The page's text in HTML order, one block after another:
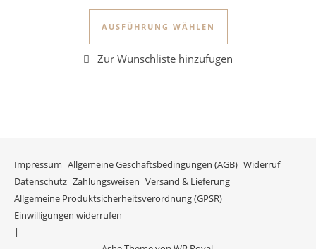
AUSFÜHRUNG WÄHLEN
Dieses Produkt
Impressum Allgemeine Geschäftsbedingungen (AGB) Widerruf
Datenschutz Zahlungsweisen Versand & Lieferung
Allgemeine Produktsicherheitsverordnung (GPSR)
Einwilligungen widerrufen